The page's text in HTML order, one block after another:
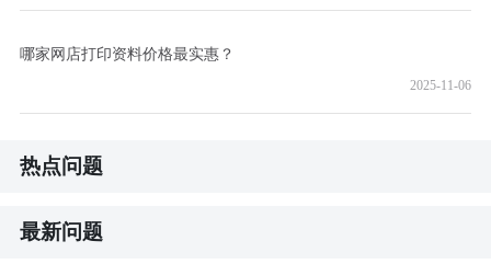
哪家网店打印资料价格最实惠？
2025-11-06
热点问题
最新问题